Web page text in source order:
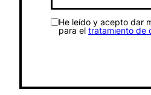
He leído y acepto dar
para el tratamiento de